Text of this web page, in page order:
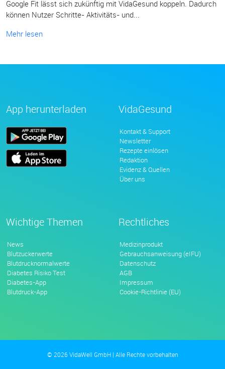
Google Fit lässt sich zukünftig mit VidaGesund koppeln. Dadurch
können Nutzer Schritte- Aktivitäts- und...
Mehr lesen
App herunterladen VidaGesund
Kontakt & Support
Newsletter
Rezepte einlösen
Redaktion
Evidenz & Quellen
Über uns
Wichtige Themen
News
Blutzuckerwerte
Blutdrucknormalwerte
Diabetes Risiko Test
Diabetes-App
Blutdruck-App
Rechtliches
Medizinprodukt
Gebrauchsanweisung (eIFU)
Datenschutz
AGB
Impressum
Cookie-Richtlinie (EU)
© 2026 VidaWell GmbH | Alle Rechte vorbehalten